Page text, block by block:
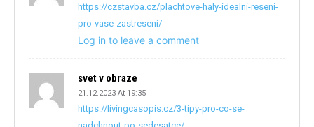
https://czstavba.cz/plachtove-haly-idealni-reseni-
pro-vase-zastreseni/
Log in to leave a comment
svet v obraze
21.12.2023 At 19:35
https://livingcasopis.cz/3-tipy-pro-co-se-